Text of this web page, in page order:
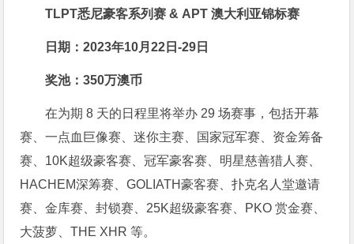
TLPT悉尼豪客系列赛 & APT 澳大利亚锦标赛
日期：2023年10月22日-29日
奖池：350万澳币
在为期 8 天的日程里将举办 29 场赛事，包括开幕
赛、一点血巨像赛、迷你主赛、国家冠军赛、资金筹备
赛、10K超级豪客赛、冠军豪客赛、明星慈善猎人赛、
HACHEM深筹赛、GOLIATH豪客赛、扑克名人堂邀请
赛、金库赛、封锁赛、25K超级豪客赛、PKO 赏金赛、
大菠萝、THE XHR 等。